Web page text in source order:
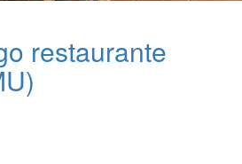
restaurante